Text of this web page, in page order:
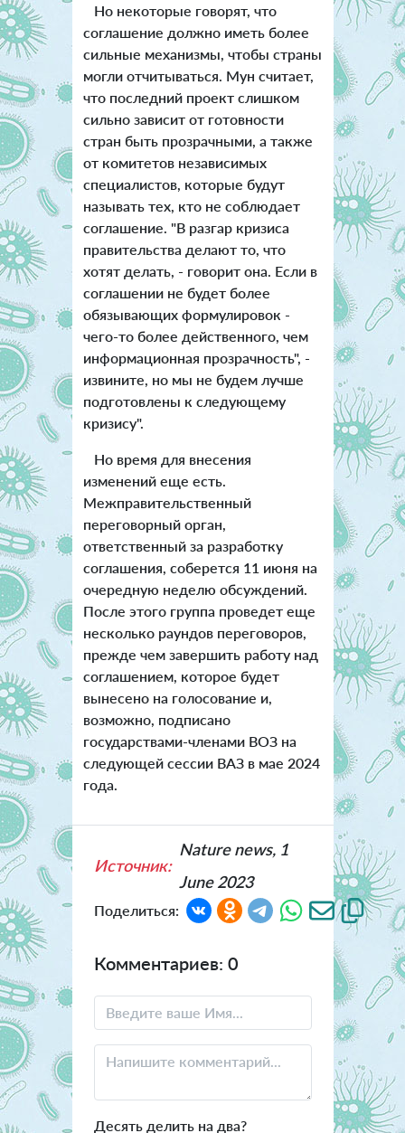
Но некоторые говорят, что
соглашение должно иметь более
сильные механизмы, чтобы страны
могли отчитываться. Мун считает,
что последний проект слишком
сильно зависит от готовности
стран быть прозрачными, а также
от комитетов независимых
специалистов, которые будут
называть тех, кто не соблюдает
соглашение. "В разгар кризиса
правительства делают то, что
хотят делать, - говорит она. Если в
соглашении не будет более
обязывающих формулировок -
чего-то более действенного, чем
информационная прозрачность", -
извините, но мы не будем лучше
подготовлены к следующему
кризису".
Но время для внесения
изменений еще есть.
Межправительственный
переговорный орган,
ответственный за разработку
соглашения, соберется 11 июня на
очередную неделю обсуждений.
После этого группа проведет еще
несколько раундов переговоров,
прежде чем завершить работу над
соглашением, которое будет
вынесено на голосование и,
возможно, подписано
государствами-членами ВОЗ на
следующей сессии ВАЗ в мае 2024
года.
Источник:
Nature news, 1
June 2023
Поделиться:
Комментариев: 0
Десять делить на два?